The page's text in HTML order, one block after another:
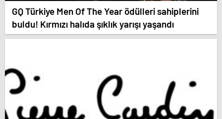
GQ Türkiye Men Of The Year ödülleri sahiplerini
buldu! Kırmızı halıda şıklık yarışı yaşandı